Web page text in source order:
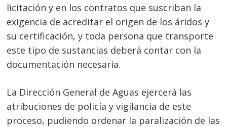
licitación y en los contratos que suscriban la
exigencia de acreditar el origen de los áridos y
su certificación, y toda persona que transporte
este tipo de sustancias deberá contar con la
documentación necesaria.
La Dirección General de Aguas ejercerá las
atribuciones de policía y vigilancia de este
proceso, pudiendo ordenar la paralización de las